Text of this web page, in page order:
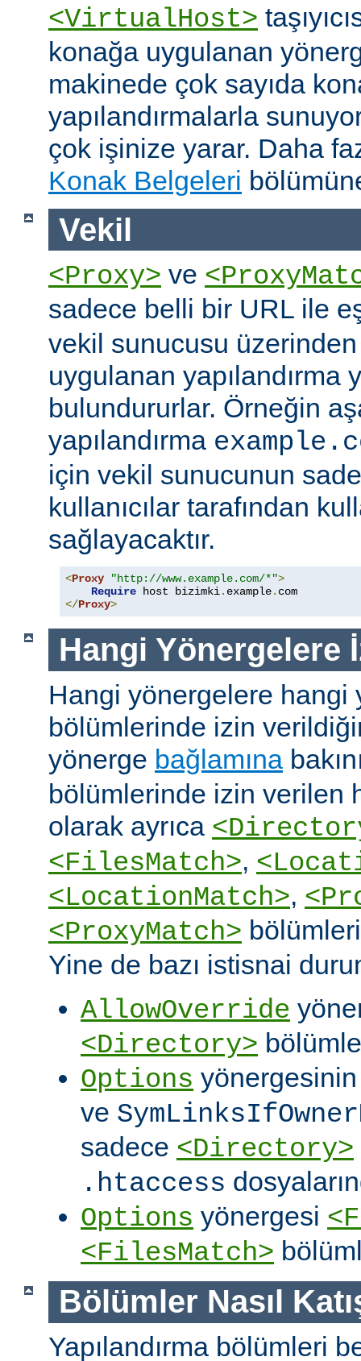
<VirtualHost>
konağa uygulanan
makinede çok sayıda
yapılandırmalarla
çok işinize yarar. Daha
Konak Belgeleri
Vekil
<Proxy> ve
sadece belli bir URL ile
vekil sunucusu
uygulanan yapılandırma
bulundururlar. Örneğin
yapılandırma
için vekil sunucunun
kullanıcılar tarafından
sağlayacaktır.
<Proxy "http://www.example.com/*">
Require host bizimki. example.
</Proxy>
Hangi Yönergelere
Hangi yönergelere hangi
bölümlerinde izin
yönerge bağlamına
bölümlerinde izin verilen
olarak ayrıca
<FilesMatch>,
<LocationMatch>,
<ProxyMatch>
Yine de bazı istisnai
AllowOverride
<Directory>
Options
ve
sadece <Directory>
.htaccess
Options yönergesi
<FilesMatch>
Bölümler Nasıl
Yapılandırma bölümleri